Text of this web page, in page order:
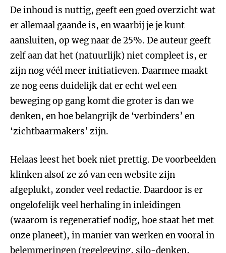
De inhoud is nuttig, geeft een goed overzicht wat
er allemaal gaande is, en waarbij je je kunt
aansluiten, op weg naar de 25%. De auteur geeft
zelf aan dat het (natuurlijk) niet compleet is, er
zijn nog véél meer initiatieven. Daarmee maakt
ze nog eens duidelijk dat er echt wel een
beweging op gang komt die groter is dan we
denken, en hoe belangrijk de ‘verbinders’ en
‘zichtbaarmakers’ zijn.
Helaas leest het boek niet prettig. De voorbeelden
klinken alsof ze zó van een website zijn
afgeplukt, zonder veel redactie. Daardoor is er
ongelofelijk veel herhaling in inleidingen
(waarom is regeneratief nodig, hoe staat het met
onze planeet), in manier van werken en vooral in
belemmeringen (regelgeving, silo-denken,